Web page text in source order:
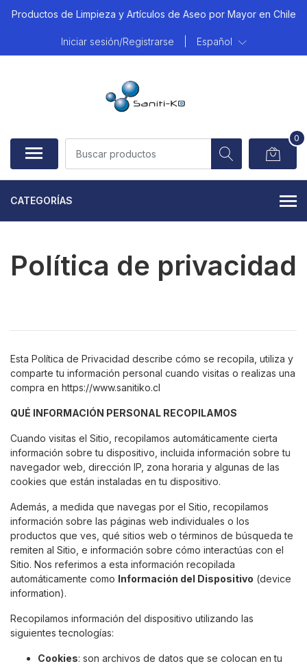
Productos de Limpieza y Artículos de Aseo por Mayor en Chile
Iniciar sesión/Registrarse Español
0
CATEGORÍAS
Política de privacidad
Esta Política de Privacidad describe cómo se recopila, utiliza y
comparte tu información personal cuando visitas o realizas una
compra en https://www.sanitiko.cl
QUÉ INFORMACIÓN PERSONAL RECOPILAMOS
Cuando visitas el Sitio, recopilamos automáticamente cierta
información sobre tu dispositivo, incluida información sobre tu
navegador web, dirección IP, zona horaria y algunas de las
cookies que están instaladas en tu dispositivo.
Además, a medida que navegas por el Sitio, recopilamos
información sobre las páginas web individuales o los
productos que ves, qué sitios web o términos de búsqueda te
remiten al Sitio, e información sobre cómo interactúas con el
Sitio. Nos referimos a esta información recopilada
automáticamente como Información del Dispositivo (device
information).
Recopilamos información del dispositivo utilizando las
siguientes tecnologías:
Cookies: son archivos de datos que se colocan en tu